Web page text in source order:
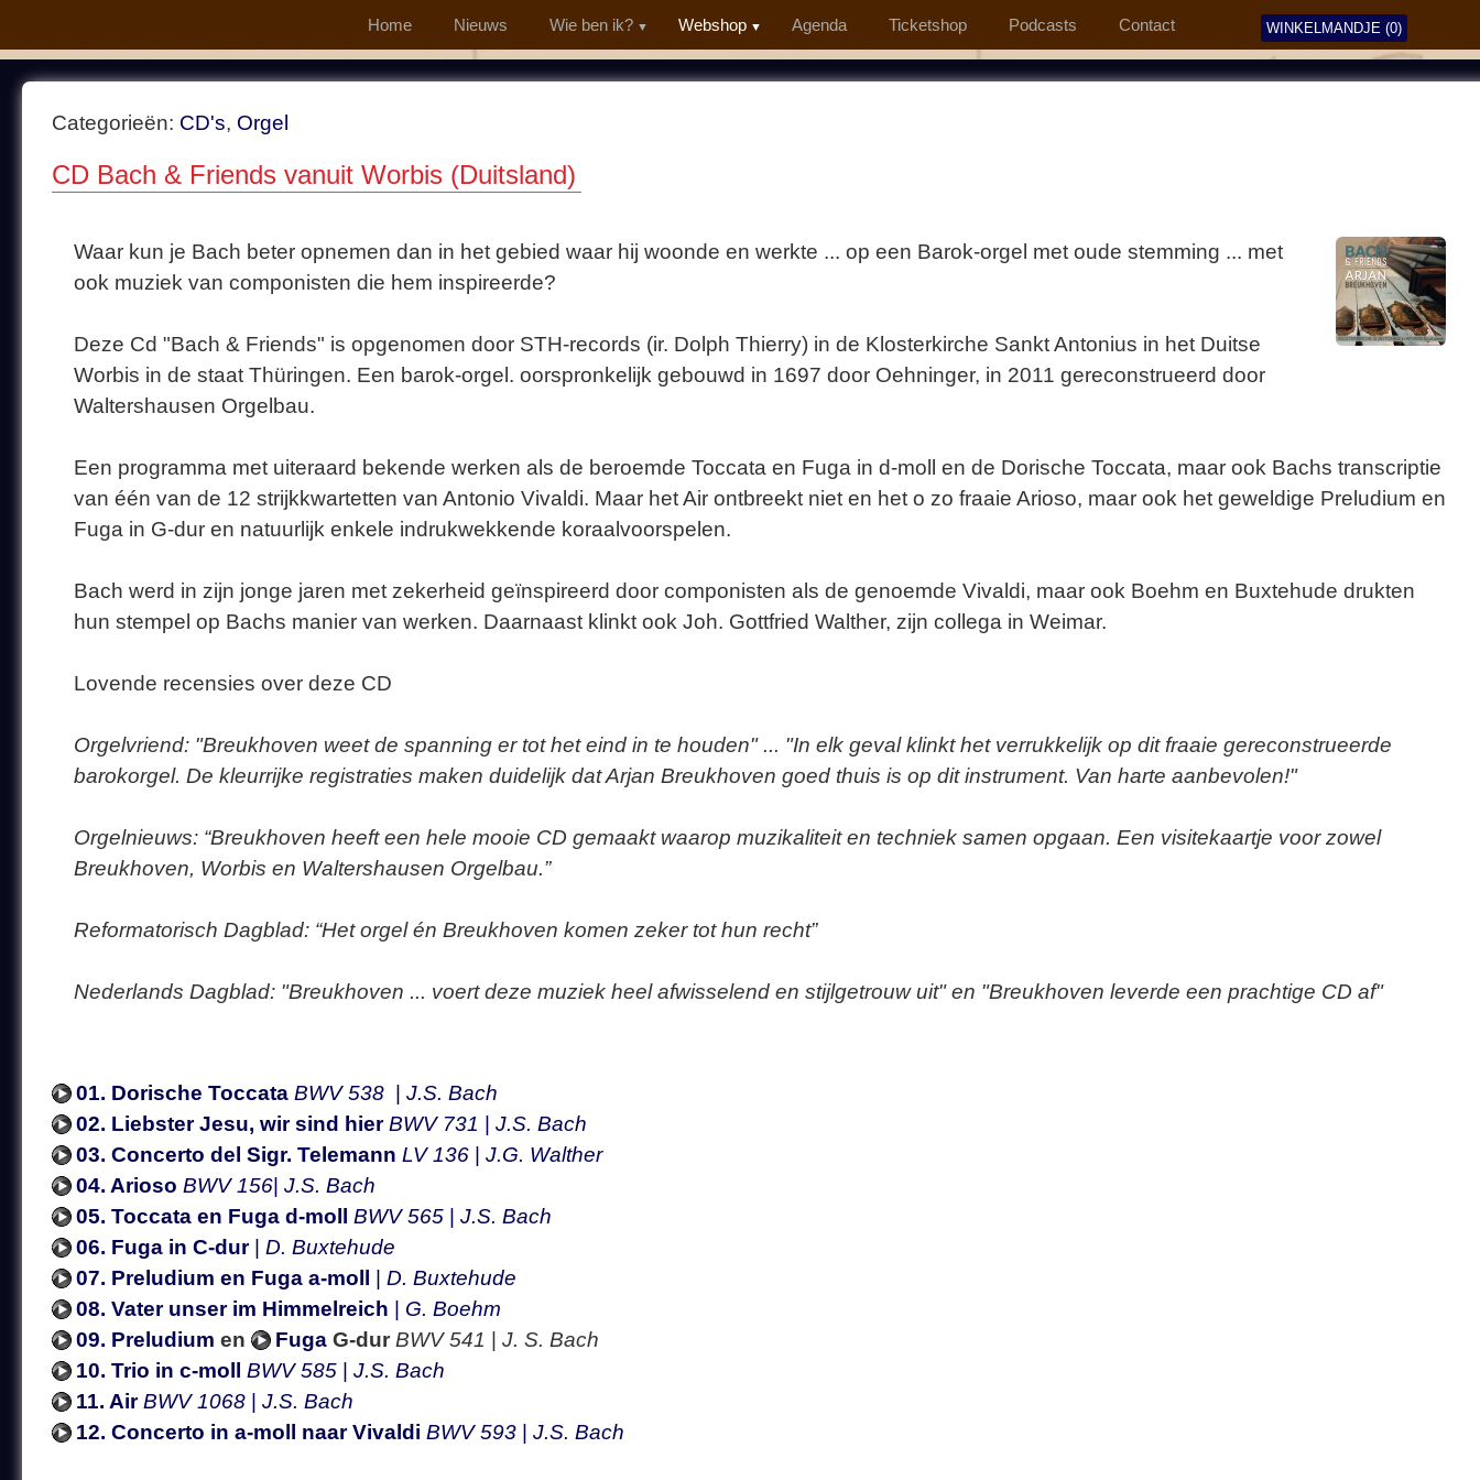
Home Nieuws Wie ben ik? Webshop Agenda Ticketshop Podcasts Contact WINKELMANDJE (0)
Categorieën: CD's, Orgel
CD Bach & Friends vanuit Worbis (Duitsland)
Waar kun je Bach beter opnemen dan in het gebied waar hij woonde en werkte ... op een Barok-orgel met oude stemming ... met
ook muziek van componisten die hem inspireerde?
Deze Cd "Bach & Friends" is opgenomen door STH-records (ir. Dolph Thierry) in de Klosterkirche Sankt Antonius in het Duitse
Worbis in de staat Thüringen. Een barok-orgel. oorspronkelijk gebouwd in 1697 door Oehninger, in 2011 gereconstrueerd door
Waltershausen Orgelbau.
Een programma met uiteraard bekende werken als de beroemde Toccata en Fuga in d-moll en de Dorische Toccata, maar ook Bachs transcriptie
van één van de 12 strijkkwartetten van Antonio Vivaldi. Maar het Air ontbreekt niet en het o zo fraaie Arioso, maar ook het geweldige Preludium en
Fuga in G-dur en natuurlijk enkele indrukwekkende koraalvoorspelen.
Bach werd in zijn jonge jaren met zekerheid geïnspireerd door componisten als de genoemde Vivaldi, maar ook Boehm en Buxtehude drukten
hun stempel op Bachs manier van werken. Daarnaast klinkt ook Joh. Gottfried Walther, zijn collega in Weimar.
Lovende recensies over deze CD
Orgelvriend: "Breukhoven weet de spanning er tot het eind in te houden" ... "In elk geval klinkt het verrukkelijk op dit fraaie gereconstrueerde
barokorgel. De kleurrijke registraties maken duidelijk dat Arjan Breukhoven goed thuis is op dit instrument. Van harte aanbevolen!"
Orgelnieuws: “Breukhoven heeft een hele mooie CD gemaakt waarop muzikaliteit en techniek samen opgaan. Een visitekaartje voor zowel
Breukhoven, Worbis en Waltershausen Orgelbau.”
Reformatorisch Dagblad: “Het orgel én Breukhoven komen zeker tot hun recht”
Nederlands Dagblad: "Breukhoven ... voert deze muziek heel afwisselend en stijlgetrouw uit" en "Breukhoven leverde een prachtige CD af"
01. Dorische Toccata BWV 538
J.S. Bach
02. Liebster Jesu, wir sind hierBWV 731
J.S. Bach
03. Concerto del Sigr. Telemann LV 136
J.G. Walther
04. Arioso BWV 156 J.S. Bach
05. Toccata en Fuga d-moll
BWV 565
J.S. Bach
06. Fuga in C-dur| D. Buxtehude
07. Preludium en Fuga a-moll
D. Buxtehude
08. Vater unser im Himmelreich
G. Boehm
09. Preludium en Fuga G-dur BWV 541
J. S. Bach
10. Trio in c-moll
BWV 585
J.S. Bach
11. AirBWV 1068
J.S. Bach
12. Concerto in a-moll naar Vivaldi BWV 593 J.S. Bach